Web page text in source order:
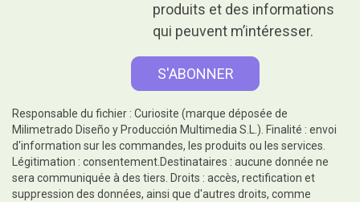
produits et des informations
qui peuvent m’intéresser.
Responsable du fichier : Curiosite (marque déposée de
Milimetrado Diseño y Producción Multimedia S.L.). Finalité : envoi
d'information sur les commandes, les produits ou les services.
Légitimation : consentement.Destinataires : aucune donnée ne
sera communiquée à des tiers. Droits : accès, rectification et
suppression des données, ainsi que d'autres droits, comme